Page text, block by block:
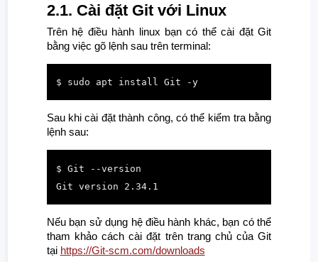
2.1. Cài đặt Git với Linux
Trên hệ điều hành linux bạn có thể cài đặt Git
bằng việc gõ lệnh sau trên terminal:
$ sudo apt install Git -y
Sau khi cài đặt thành công, có thể kiểm tra bằng
lệnh sau:
$ Git --version
Git version 2.34.1
Nếu bạn sử dụng hệ điều hành khác, bạn có thể
tham khảo cách cài đặt trên trang chủ của Git
tại https://Git-scm.com/downloads